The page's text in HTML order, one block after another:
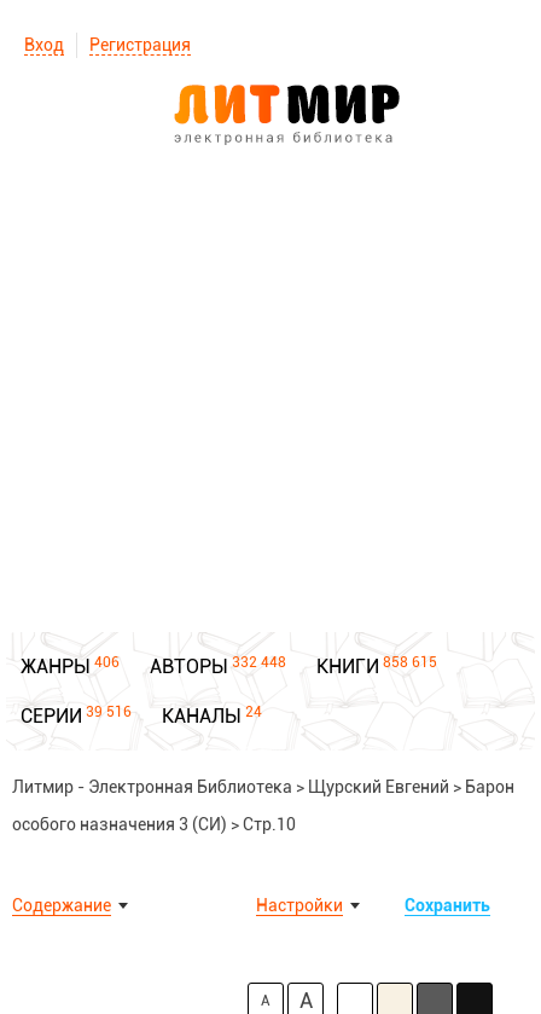
Вход Регистрация
ЖАНРЫ 406 АВТОРЫ 332 448 КНИГИ 858 615
СЕРИИ 39 516 КАНАЛЫ 24
Литмир - Электронная Библиотека > Щурский Евгений > Барон
особого назначения 3 (СИ) >Стр.10
Содержание Сохранить
Настройки
A A